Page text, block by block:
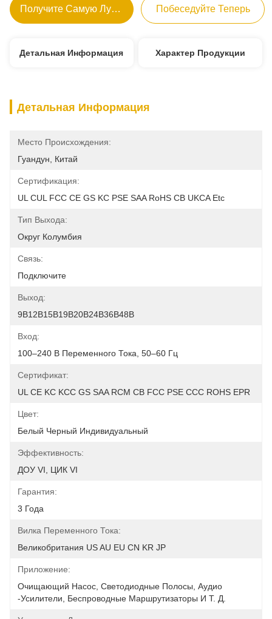
Получите Самую Лучшую Цену Побеседуйте Теперь
Детальная Информация Характер Продукции
Детальная Информация
Место Происхождения:
Гуандун, Китай
Сертификация:
UL CUL FCC CE GS KC PSE SAA RoHS CB UKCA Etc
Тип Выхода:
Округ Колумбия
Связь:
Подключите
Выход:
9В12В15В19В20В24В36В48В
Вход:
100–240 В Переменного Тока, 50–60 Гц
Сертификат:
UL CE KC KCC GS SAA RCM CB FCC PSE CCC ROHS EPR
Цвет:
Белый Черный Индивидуальный
Эффективность:
ДОУ VI, ЦИК VI
Гарантия:
3 Года
Вилка Переменного Тока:
Великобритания US AU EU CN KR JP
Приложение:
Очищающий Насос, Светодиодные Полосы, Аудио
-усилители, Беспроводные Маршрутизаторы И Т. Д.